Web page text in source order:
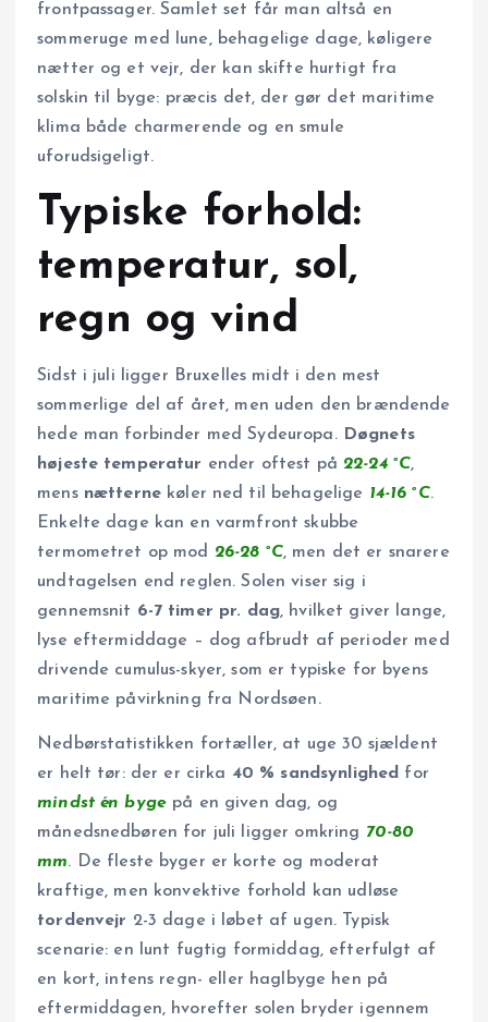
frontpassager. Samlet set får man altså en
sommeruge med lune, behagelige dage, køligere
nætter og et vejr, der kan skifte hurtigt fra
solskin til byge: præcis det, der gør det maritime
klima både charmerende og en smule
uforudsigeligt.
Typiske forhold:
temperatur, sol,
regn og vind
Sidst i juli ligger Bruxelles midt i den mest
sommerlige del af året, men uden den brændende
hede man forbinder med Sydeuropa. Døgnets
højeste temperatur ender oftest på22-24 °C,
mens nætternekøler ned til behagelige 14-16 °C.
Enkelte dage kan en varmfront skubbe
termometret op mod 26-28 °C, men det er snarere
undtagelsen end reglen. Solen viser sig i
gennemsnit 6-7 timer pr. dag, hvilket giver lange,
lyse eftermiddage – dog afbrudt af perioder med
drivende cumulus-skyer, som er typiske for byens
maritime påvirkning fra Nordsøen.
Nedbørstatistikken fortæller, at uge 30 sjældent
er helt tør: der er cirka 40 % sandsynlighed for
mindst én byge på en given dag, og
månedsnedbøren for juli ligger omkring 70-80
mm. De fleste byger er korte og moderat
kraftige, men konvektive forhold kan udløse
tordenvejr 2-3 dage i løbet af ugen. Typisk
scenarie: en lunt fugtig formiddag, efterfulgt af
en kort, intens regn- eller haglbyge hen på
eftermiddagen, hvorefter solen bryder igennem